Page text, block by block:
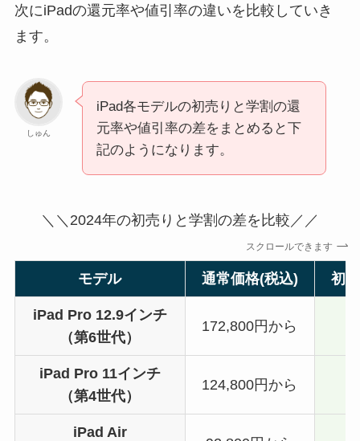
次にiPadの還元率や値引率の違いを比較していき
ます。
しゅん
iPad各モデルの初売りと学割の還
元率や値引率の差をまとめると下
記のようになります。
＼＼2024年の初売りと学割の差を比較／／
スクロールできます
モデル 通常価格(税込) 初
iPad Pro 12.9インチ
（第6世代）
172,800円から
iPad Pro 11インチ
（第4世代）
124,800円から
iPad Air